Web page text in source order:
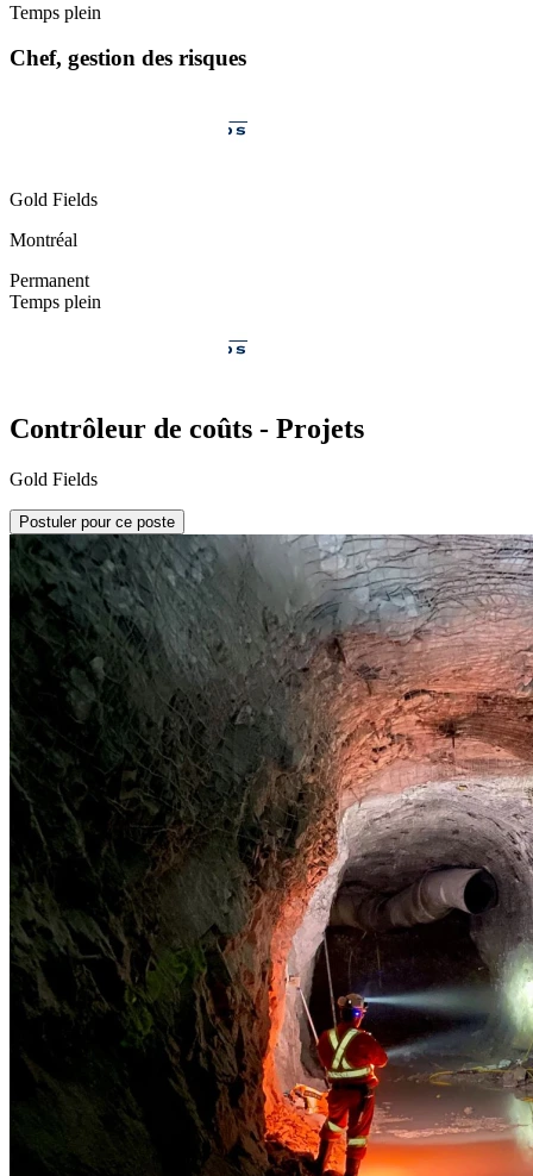
Temps plein
Chef, gestion des risques
Gold Fields
Montréal
Permanent
Temps plein
Contrôleur de coûts - Projets
Gold Fields
Postuler pour ce poste